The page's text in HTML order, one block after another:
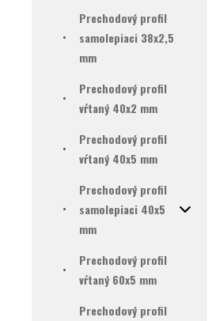
Prechodový profil
samolepiaci 38x2,5
mm
Prechodový profil
vŕtaný 40x2 mm
Prechodový profil
vŕtaný 40x5 mm
Prechodový profil
samolepiaci 40x5
mm
Prechodový profil
vŕtaný 60x5 mm
Prechodový profil